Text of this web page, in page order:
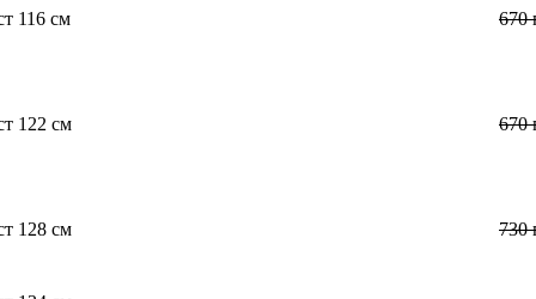
116 см 670
122 см 670
128 см 730